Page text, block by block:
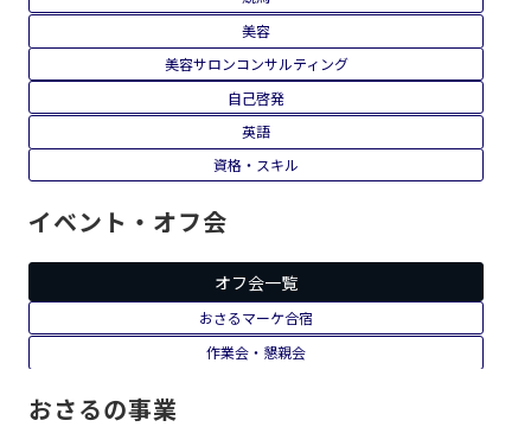
救急救命士
教育
整体
整理収納
株・投資
物販
美容
美容サロンコンサルティング
自己啓発